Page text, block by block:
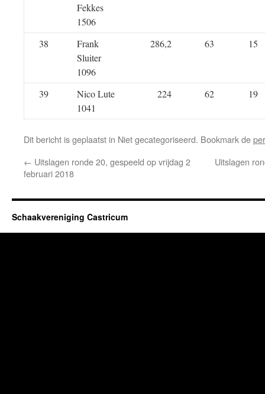
Fekkes
1506
38
Frank
Sluiter
1096
286,2 63 15
39
Nico Lute
1041
224 62 19
Dit bericht is geplaatst in Niet gecategoriseerd. Bookmark de
← Uitslagen ronde 20, gespeeld op vrijdag 2
februari 2018
Uitslagen
Schaakvereniging Castricum